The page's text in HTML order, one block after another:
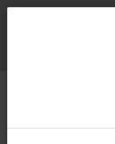
Em que